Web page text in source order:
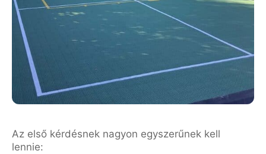
Az első kérdésnek nagyon egyszerűnek kell
lennie: